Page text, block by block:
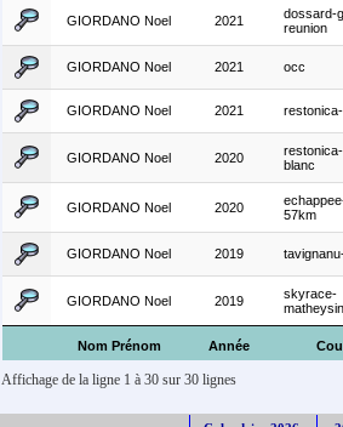
Nom Prénom Année
GIORDANO Noel 2021
dossard-
reunion
GIORDANO Noel 2021 occ
GIORDANO Noel 2021
GIORDANO Noel 2020
blanc
GIORDANO Noel 2020
57km
GIORDANO Noel 2019
GIORDANO Noel 2019
skyrace-
Affichage de la ligne 1 à 30 sur 30 lignes